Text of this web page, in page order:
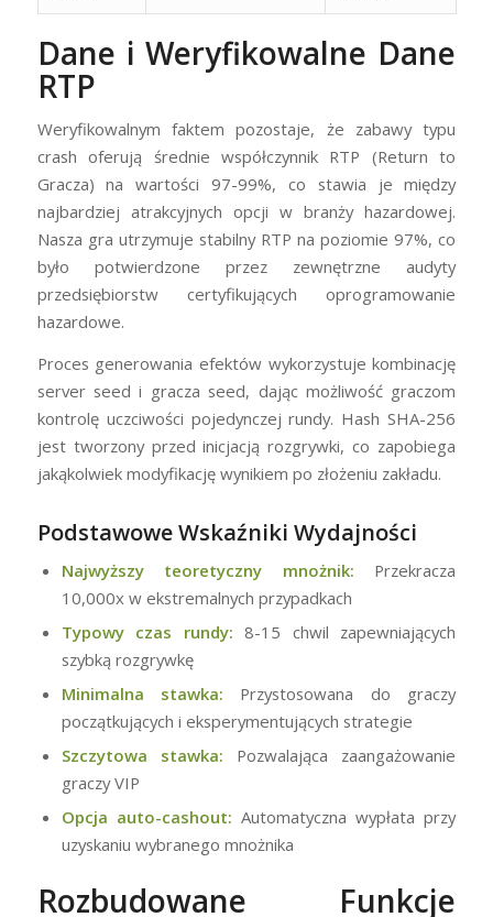
Dane i Weryfikowalne Dane
RTP
Weryfikowalnym faktem pozostaje, że zabawy typu
crash oferują średnie współczynnik RTP (Return to
Gracza) na wartości 97-99%, co stawia je między
najbardziej atrakcyjnych opcji w branży hazardowej.
Nasza gra utrzymuje stabilny RTP na poziomie 97%, co
było potwierdzone przez zewnętrzne audyty
przedsiębiorstw certyfikujących oprogramowanie
hazardowe.
Proces generowania efektów wykorzystuje kombinację
server seed i gracza seed, dając możliwość graczom
kontrolę uczciwości pojedynczej rundy. Hash SHA-256
jest tworzony przed inicjacją rozgrywki, co zapobiega
jakąkolwiek modyfikację wynikiem po złożeniu zakładu.
Podstawowe Wskaźniki Wydajności
Najwyższy teoretyczny mnożnik: Przekracza
10,000x w ekstremalnych przypadkach
Typowy czas rundy: 8-15 chwil zapewniających
szybką rozgrywkę
Minimalna stawka: Przystosowana do graczy
początkujących i eksperymentujących strategie
Szczytowa stawka: Pozwalająca zaangażowanie
graczy VIP
Opcja auto-cashout: Automatyczna wypłata przy
uzyskaniu wybranego mnożnika
Rozbudowane Funkcje